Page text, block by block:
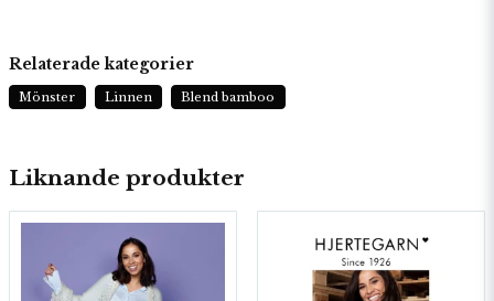
Liknande produkter
Relaterade kategorier
Mönster Linnen Blend bamboo